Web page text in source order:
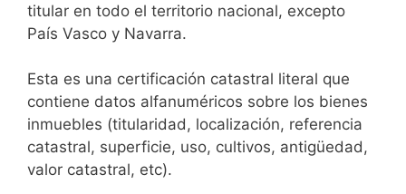
titular en todo el territorio nacional, excepto
País Vasco y Navarra.
Esta es una certificación catastral literal que
contiene datos alfanuméricos sobre los bienes
inmuebles (titularidad, localización, referencia
catastral, superficie, uso, cultivos, antigüedad,
valor catastral, etc).